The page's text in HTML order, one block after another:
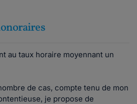
au taux horaire moyennant un
de cas, compte tenu de mon
je propose de